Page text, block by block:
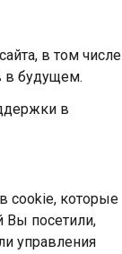
в том числе
в будущем.
в
cookie, которые
Вы посетили,
управления